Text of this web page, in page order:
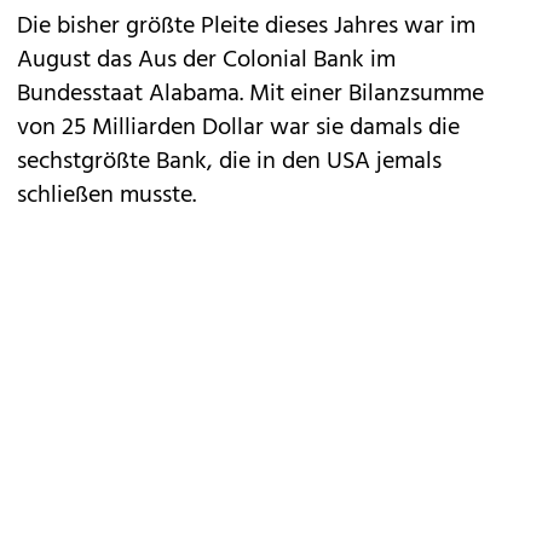
Die bisher größte Pleite dieses Jahres war im
August das Aus der Colonial Bank im
Bundesstaat Alabama. Mit einer Bilanzsumme
von 25 Milliarden Dollar war sie damals die
sechstgrößte Bank, die in den USA jemals
schließen musste.